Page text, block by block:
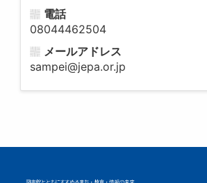
電話
08044462504
メールアドレス
sampei@jepa.or.jp